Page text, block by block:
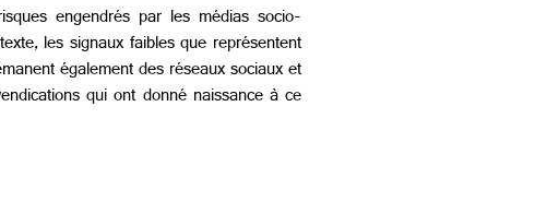
engendrés par les médias socio-
les signaux faibles que représentent
également des réseaux sociaux et
qui ont donné naissance à ce